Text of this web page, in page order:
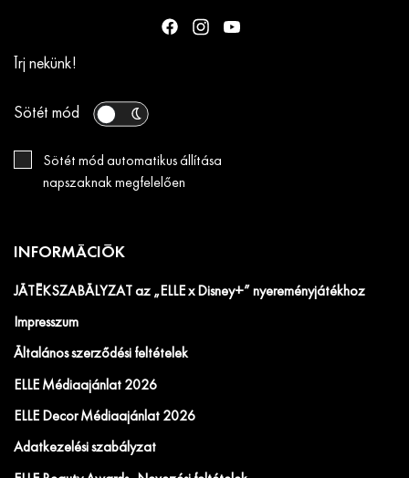
Írj nekünk!
Sötét mód
Sötét mód automatikus állítása
napszaknak megfelelően
INFORMÁCIÓK
JÁTÉKSZABÁLYZAT az „ELLE x Disney+” nyereményjátékhoz
Impresszum
Általános szerződési feltételek
ELLE Médiaajánlat 2026
ELLE Decor Médiaajánlat 2026
Adatkezelési szabályzat